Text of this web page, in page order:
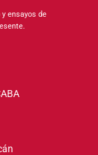
ensayos de